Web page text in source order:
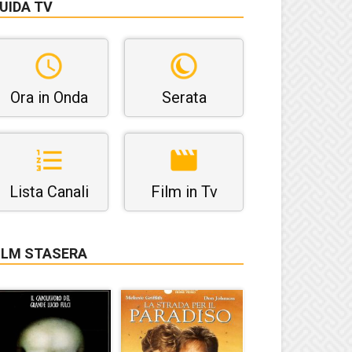
TV
Ora in Onda Serata
Lista Canali Film in Tv
STASERA